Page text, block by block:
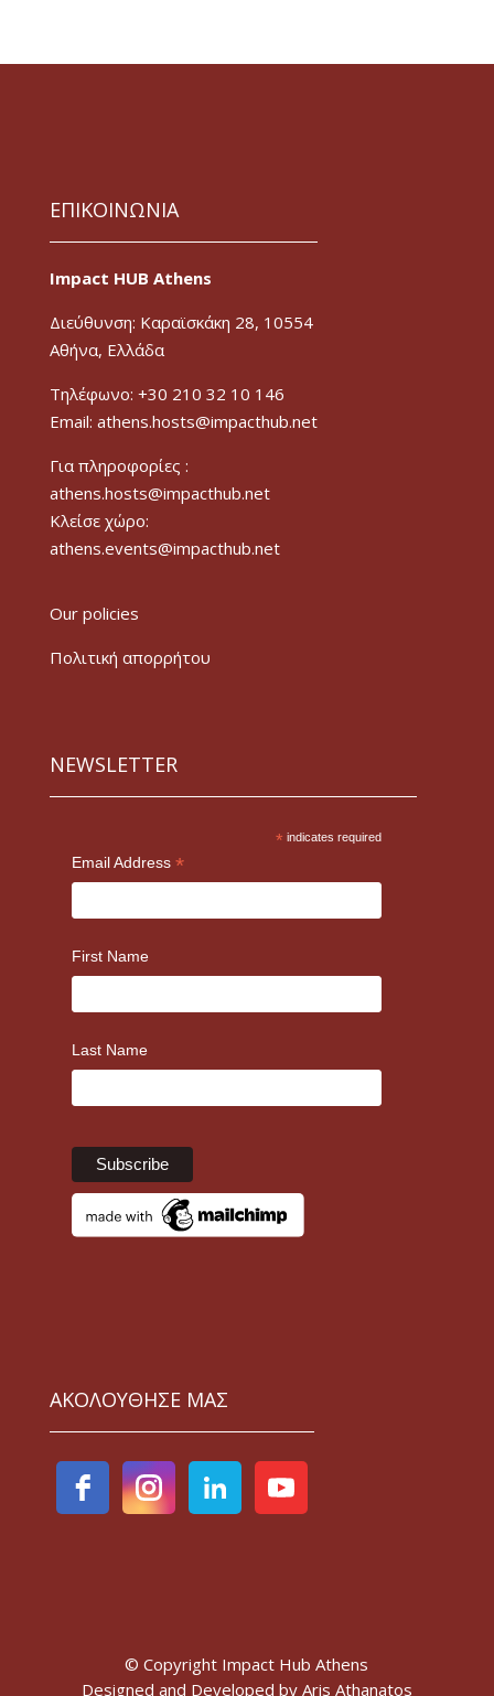
ΕΠΙΚΟΙΝΩΝΙΑ
Impact HUB Athens
Διεύθυνση: Καραϊσκάκη 28, 10554
Αθήνα, Ελλάδα
Τηλέφωνο: +30 210 32 10 146
Email: athens.hosts@impacthub.net
Για πληροφορίες :
athens.hosts@impacthub.net
Κλείσε χώρο:
athens.events@impacthub.net
Our policies
Πολιτική απορρήτου
NEWSLETTER
* indicates required
Email Address *
First Name
Last Name
ΑΚΟΛΟΥΘΗΣΕ ΜΑΣ
© Copyright Impact Hub Athens
Designed and Developed by Aris Athanatos